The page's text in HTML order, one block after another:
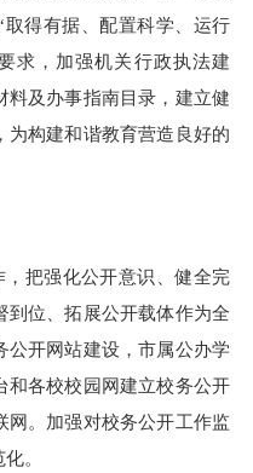
得有据、配置科学、运行
求，加强机关行政执法建
料及办事指南目录，建立健
为构建和谐教育营造良好的
把强化公开意识、健全完
到位、拓展公开载体作为全
公开网站建设，市属公办学
和各校校园网建立校务公开
网。加强对校务公开工作监
。